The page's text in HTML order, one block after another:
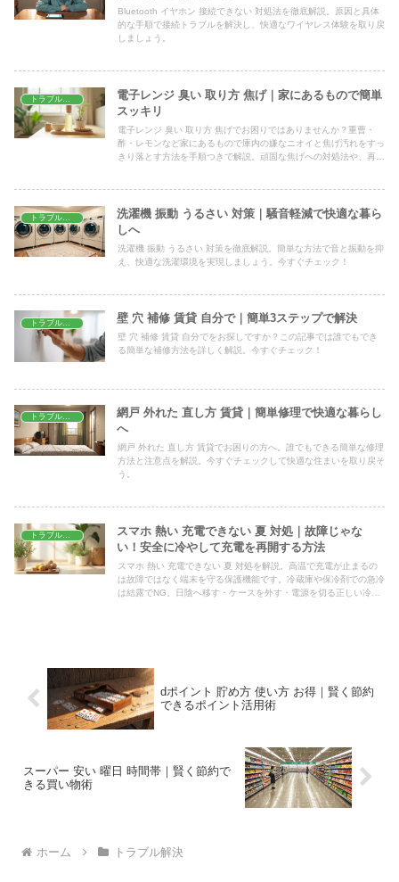
Bluetooth イヤホン 接続できない 対処法を徹底解説。原因と具体
的な手順で接続トラブルを解決し、快適なワイヤレス体験を取り戻
しましょう。
電子レンジ 臭い 取り方 焦げ｜家にあるもので簡単
スッキリ
電子レンジ 臭い 取り方 焦げでお困りではありませんか？重曹・
酢・レモンなど家にあるもので庫内の嫌なニオイと焦げ汚れをすっ
きり落とす方法を手順つきで解説。頑固な焦げへの対処法や、再発
洗濯機 振動 うるさい 対策｜騒音軽減で快適な暮ら
しへ
洗濯機 振動 うるさい 対策を徹底解説。簡単な方法で音と振動を抑
え、快適な洗濯環境を実現しましょう。今すぐチェック！
壁 穴 補修 賃貸 自分で｜簡単3ステップで解決
壁 穴 補修 賃貸 自分でをお探しですか？この記事では誰でもでき
る簡単な補修方法を詳しく解説。今すぐチェック！
トラブル解決
網戸 外れた 直し方 賃貸｜簡単修理で快適な暮らし
へ
網戸 外れた 直し方 賃貸でお困りの方へ。誰でもできる簡単な修理
方法と注意点を解説。今すぐチェックして快適な住まいを取り戻そ
う。
トラブル解決
スマホ 熱い 充電できない 夏 対処｜故障じゃな
い！安全に冷やして充電を再開する方法
スマホ 熱い 充電できない 夏 対処を解説。高温で充電が止まるの
は故障ではなく端末を守る保護機能です。冷蔵庫や保冷剤での急冷
は結露でNG。日陰へ移す・ケースを外す・電源を切る正しい冷や
dポイント 貯め方 使い方 お得｜賢く節約
できるポイント活用術
スーパー 安い 曜日 時間帯｜賢く節約で
きる買い物術
ホーム トラブル解決